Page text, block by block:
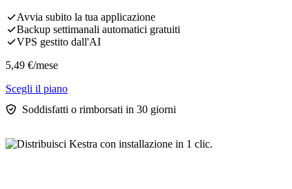
Avvia subito la tua applicazione
Backup settimanali automatici gratuiti
VPS gestito dall'AI
5,49 €/mese
Scegli il piano
Soddisfatti o rimborsati in 30 giorni